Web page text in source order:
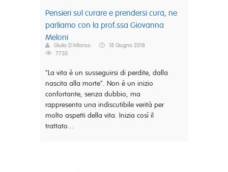
Pensieri sul curare e prendersi cura, ne
parliamo con la prof.ssa Giovanna
Meloni
Giulio D'Alfonso
18 Giugno 2018
7730
"La vita è un susseguirsi di perdite, dalla
nascita alla morte". Non è un inizio
confortante, senza dubbio, ma
rappresenta una indiscutibile verità per
molto aspetti della vita. Inizia così il
trattato...